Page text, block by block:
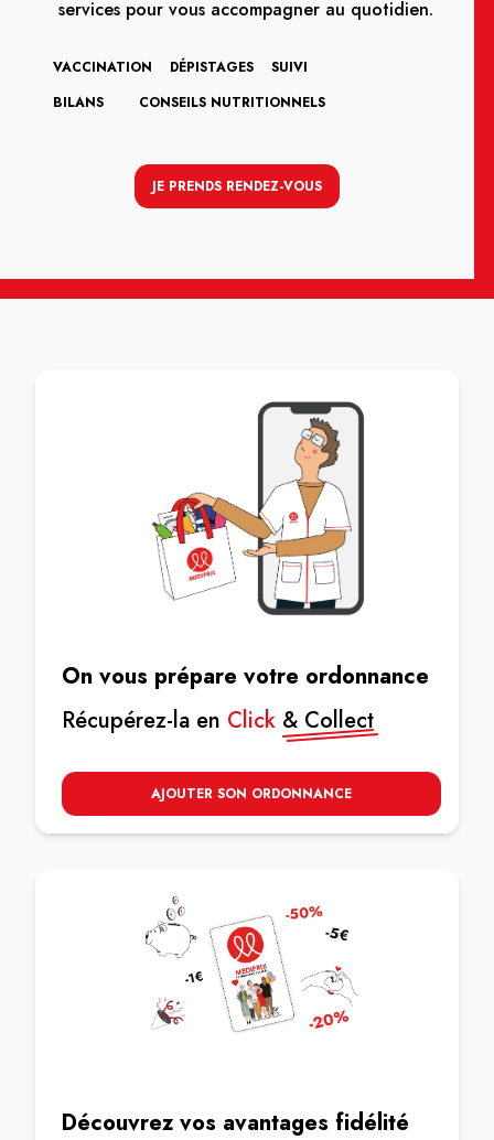
services pour vous accompagner au quotidien.
VACCINATION DÉPISTAGES
SUIVI
BILANS
CONSEILS NUTRITIONNELS
JE PRENDS RENDEZ-VOUS
On vous prépare votre ordonnance
Récupérez-la en Click & Collect
AJOUTER SON ORDONNANCE
Découvrez vos avantages fidélité